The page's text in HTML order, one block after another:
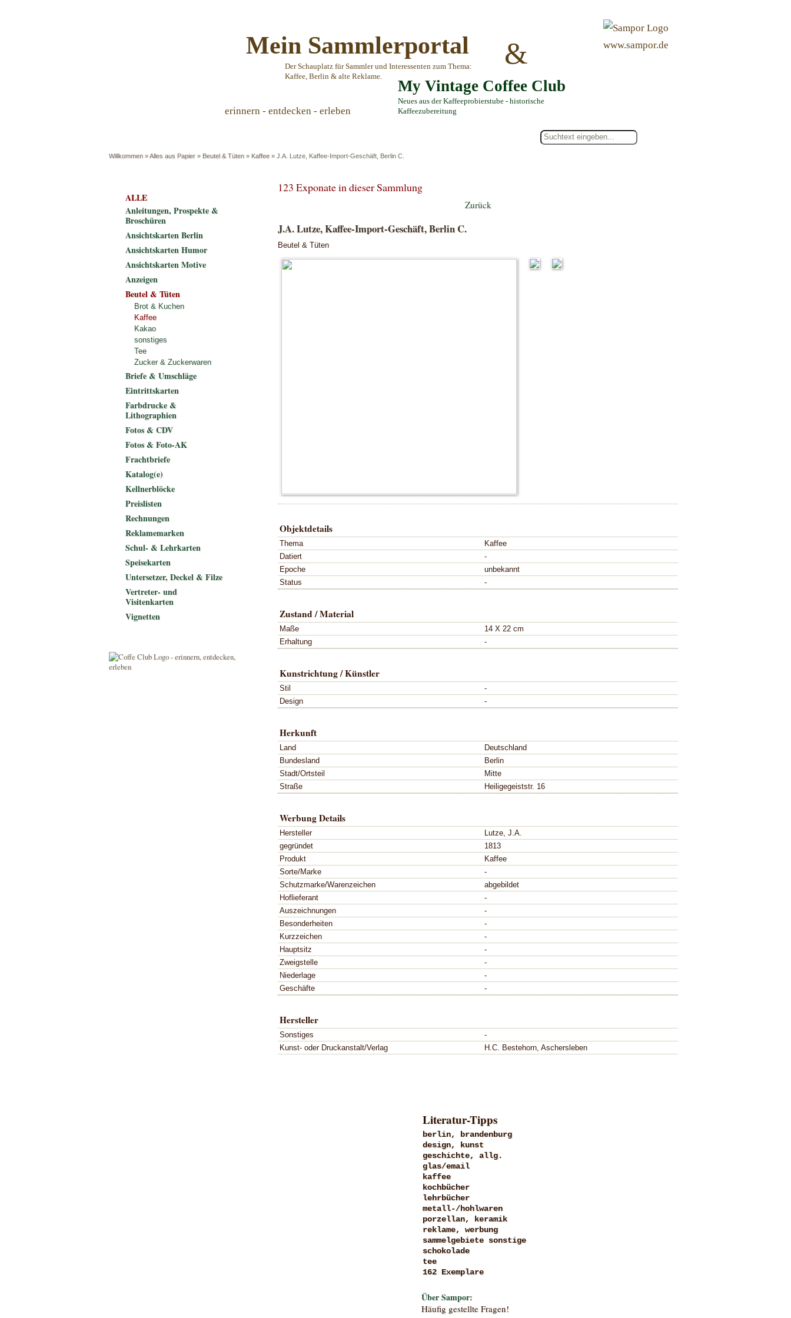
Mein Sammlerportal
Der Schauplatz für Sammler und Interessenten zum Thema:
Kaffee, Berlin & alte Reklame.
&
My Vintage Coffee Club
Neues aus der Kaffeeprobierstube - historische
Kaffeezubereitung
www.sampor.de
erinnern - entdecken - erleben
Willkommen »Alles aus Papier » Beutel & Tüten » Kaffee » J.A. Lutze, Kaffee-Import-Geschäft, Berlin C.
123 Exponate in dieser Sammlung
Zurück
J.A. Lutze, Kaffee-Import-Geschäft, Berlin C.
Beutel & Tüten
Objektdetails
Thema
Kaffee
Datiert
-
Epoche
unbekannt
Status
-
Zustand / Material
Maße
14 X 22 cm
Erhaltung
-
Kunstrichtung / Künstler
Stil
-
Design
-
Herkunft
Land
Deutschland
Bundesland
Berlin
Stadt/Ortsteil
Mitte
Straße
Heiligegeiststr. 16
Werbung Details
Hersteller
Lutze, J.A.
gegründet
1813
Produkt
Kaffee
Sorte/Marke
-
Schutzmarke/Warenzeichen
abgebildet
Hoflieferant
-
Auszeichnungen
-
Besonderheiten
-
Kurzzeichen
-
Hauptsitz
-
Zweigstelle
-
Niederlage
-
Geschäfte
-
Hersteller
Sonstiges
-
Kunst- oder Druckanstalt/Verlag
H.C. Bestehorn, Aschersleben
ALLE
Anleitungen, Prospekte &
Broschüren
Ansichtskarten Berlin
Ansichtskarten Humor
Ansichtskarten Motive
Anzeigen
Beutel & Tüten
Brot & Kuchen
Kaffee
Kakao
sonstiges
Tee
Zucker & Zuckerwaren
Briefe & Umschläge
Eintrittskarten
Farbdrucke &
Lithographien
Fotos & CDV
Fotos & Foto-AK
Frachtbriefe
Katalog(e)
Kellnerblöcke
Preislisten
Rechnungen
Reklamemarken
Schul- & Lehrkarten
Speisekarten
Untersetzer, Deckel & Filze
Vertreter- und
Visitenkarten
Vignetten
Literatur-Tipps
berlin, brandenburg
design, kunst
geschichte, allg.
glas/email
kaffee
kochbücher
lehrbücher
metall-/hohlwaren
porzellan, keramik
reklame, werbung
sammelgebiete sonstige
schokolade
tee
162 Exemplare
Über Sampor:
Häufig gestellte Fragen!